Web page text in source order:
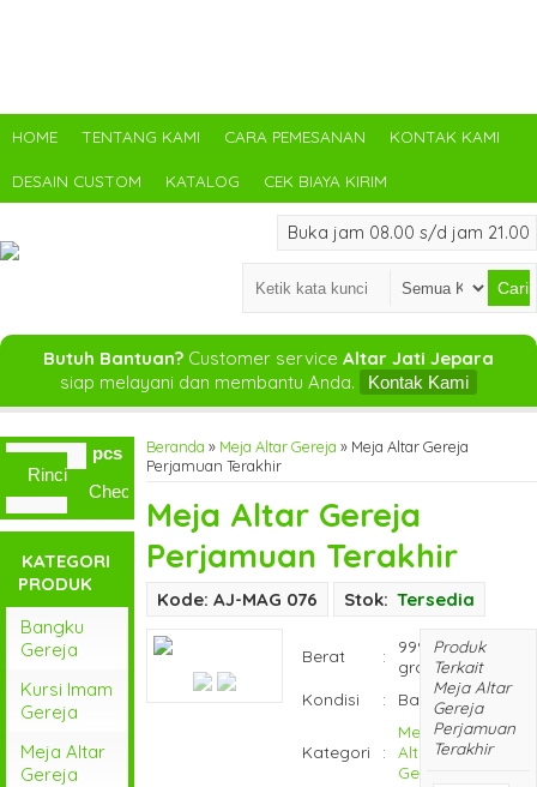
HOME TENTANG KAMI CARA PEMESANAN KONTAK KAMI
DESAIN CUSTOM KATALOG CEK BIAYA KIRIM
Buka jam 08.00 s/d jam 21.00
Cari
Butuh Bantuan? Customer service Altar Jati Jepara
siap melayani dan membantu Anda.
Kontak Kami
Beranda » Meja Altar Gereja » Meja Altar Gereja
Perjamuan Terakhir
Meja Altar Gereja
Perjamuan Terakhir
Kode: AJ-MAG 076 Stok: Tersedia
Berat :
9999
gram
Kondisi
: Baru
Kategori :
Meja
Altar
Gereja
Produk
Terkait
Meja Altar
Gereja
Perjamuan
Terakhir
pcs
Rincian
Checkout
KATEGORI
PRODUK
Bangku
Gereja
Kursi Imam
Gereja
Meja Altar
Gereja